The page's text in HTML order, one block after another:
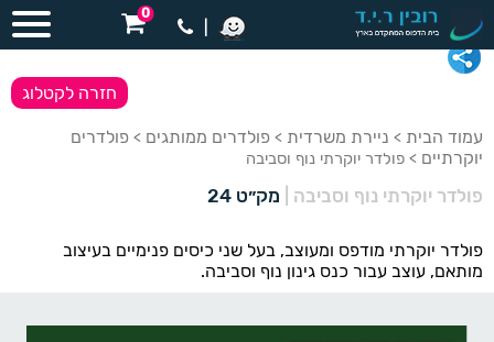
0
עמוד הבית > ניירת משרדית > פולדרים ממותגים > פולדרים
יוקרתיים > פולדר יוקרתי נוף וסביבה
פולדר יוקרתי נוף וסביבה מק״ט 24
חזרה לקטלוג
פולדר יוקרתי מודפס ומעוצב, בעל שני כיסים פנימיים בעיצוב
מותאם, עוצב עבור כנס גינון נוף וסביבה.